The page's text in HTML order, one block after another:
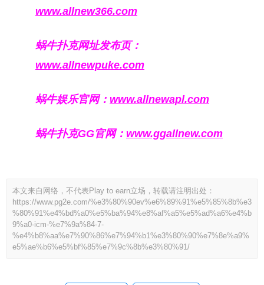
www.allnew366.com
蜗牛扑克网址发布页：
www.allnewpuke.com
蜗牛娱乐官网： www.allnewapl.com
蜗牛扑克GG官网： www.ggallnew.com
本文来自网络，不代表Play to earn立场，转载请注明出处：
https://www.pg2e.com/%e3%80%90ev%e6%89%91%e5%85%8b%e3
%80%91%e4%bd%a0%e5%ba%94%e8%af%a5%e5%ad%a6%e4%b
9%a0-icm-%e7%9a%84-7-
%e4%b8%aa%e7%90%86%e7%94%b1%e3%80%90%e7%8e%a9%
e5%ae%b6%e5%bf%85%e7%9c%8b%e3%80%91/